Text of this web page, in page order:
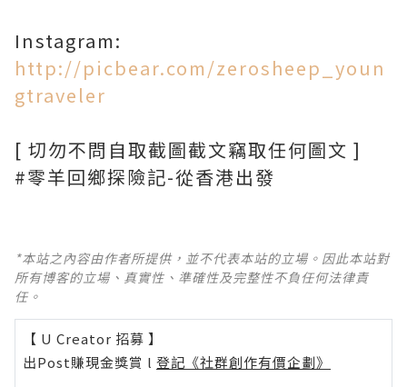
Instagram:
http://picbear.com/zerosheep_youn
gtraveler
[ 切勿不問自取截圖截文竊取任何圖文 ]
#零羊回鄉探險記-從香港出發
*本站之內容由作者所提供，並不代表本站的立場。因此本站對
所有博客的立場、真實性、準確性及完整性不負任何法律責
任。
【 U Creator 招募 】
出Post賺現金獎賞 l 登記《社群創作有價企劃》